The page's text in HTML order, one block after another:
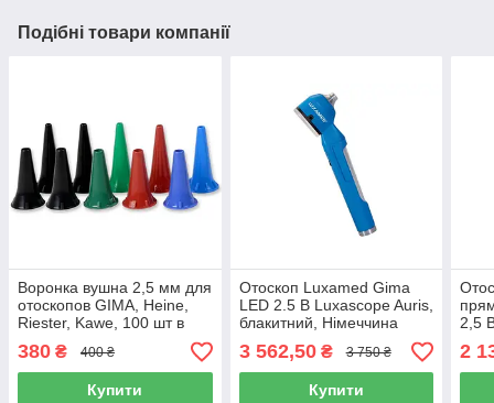
Подібні товари компанії
Воронка вушна 2,5 мм для
отоскопов GIMA, Heine,
Riester, Kawe, 100 шт в
380 ₴ 400 ₴
Купити
Отоскоп Luxamed Gima
LED 2.5 В Luxascope Auris,
блакитний, Німеччина
3 562,50₴ 3 750 ₴
Купити
2,5
2